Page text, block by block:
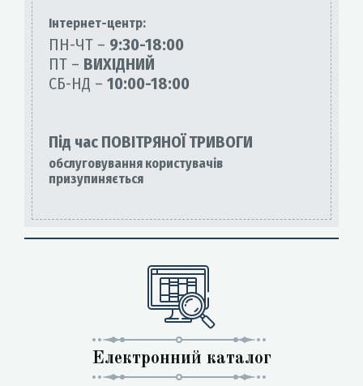
Інтернет-центр:
ПН-ЧТ – 9:30-18:00
ПТ – ВИХІДНИЙ
СБ-НД – 10:00-18:00
Під час ПОВІТРЯНОЇ ТРИВОГИ
обслуговування користувачів
призупиняється
Електронний каталог